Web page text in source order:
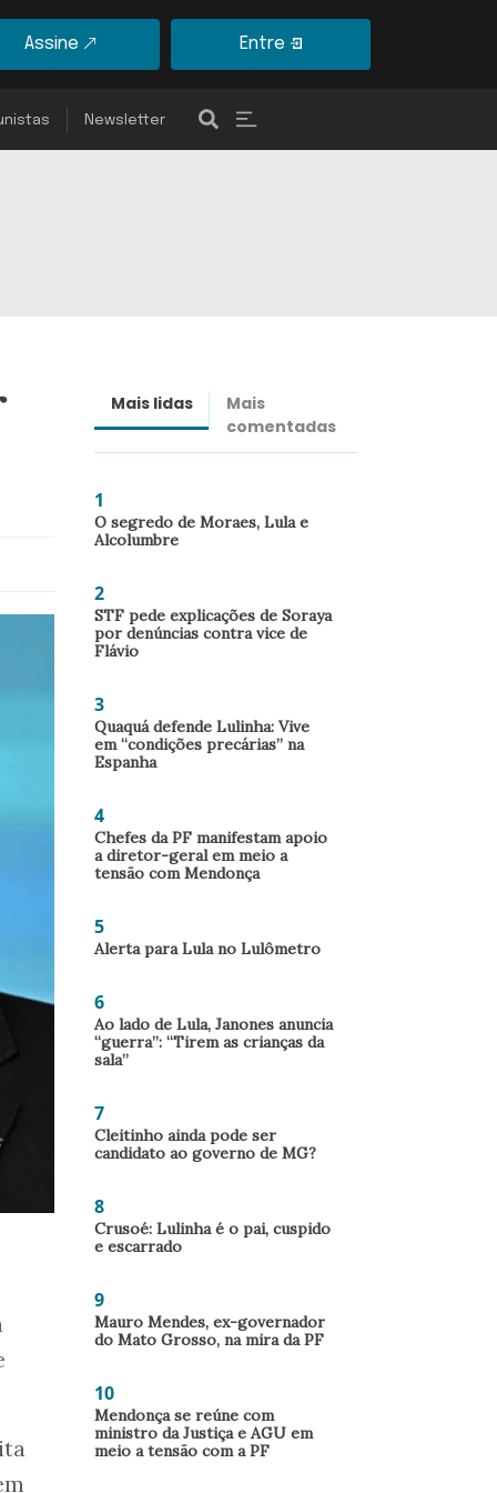
Assine Entre
Newsletter
Mais lidas
Mais
comentadas
1
O segredo de Moraes, Lula e
Alcolumbre
2
STF pede explicações de Soraya
por denúncias contra vice de
Flávio
3
Quaquá defende Lulinha: Vive
em “condições precárias” na
Espanha
4
Chefes da PF manifestam apoio
a diretor-geral em meio a
tensão com Mendonça
5
Alerta para Lula no Lulômetro
6
Ao lado de Lula, Janones anuncia
“guerra”: “Tirem as crianças da
sala”
7
Cleitinho ainda pode ser
candidato ao governo de MG?
8
Crusoé: Lulinha é o pai, cuspido
e escarrado
9
Mauro Mendes, ex-governador
do Mato Grosso, na mira da PF
10
Mendonça se reúne com
ministro da Justiça e AGU em
meio a tensão com a PF